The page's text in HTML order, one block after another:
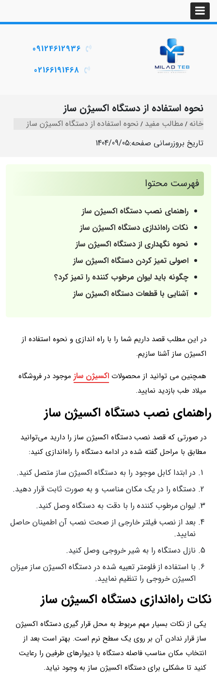
09124612936
02166191468
نحوه استفاده از دستگاه اکسیژن ساز
خانه مطالب مفید نحوه استفاده از دستگاه اکسیژن ساز
تاریخ بروزرسانی صفحه:1404/09/05
فهرست محتوا
راهنمای نصب دستگاه اکسیژن ساز
نکات راه‌اندازی دستگاه اکسیژن ساز
نحوه نگهداری از دستگاه اکسیژن ساز
اصولی تمیز کردن دستگاه اکسیژن ساز
چگونه باید لیوان مرطوب کننده را تمیز کرد؟
آشنایی با قطعات دستگاه اکسیژن ساز
در این مطلب قصد داریم شما را با راه اندازی و نحوه استفاده از
اکسیژن ساز آشنا سازیم.
همچنین می توانید از محصولات اکسیژن ساز موجود در فروشگاه
میلاد طب بازدید نمایید.
راهنمای نصب دستگاه اکسیژن ساز
در صورتی که قصد نصب دستگاه اکسیژن ساز را دارید می‌توانید
مطابق با مراحل گفته شده در ادامه دستگاه را راه‌اندازی کنید:
در ابتدا کابل موجود را به دستگاه اکسیژن ساز متصل کنید.
دستگاه را در یک مکان مناسب و به صورت ثابت قرار دهید.
لیوان مرطوب کننده را با دقت به دستگاه وصل کنید.
بعد از نصب فیلتر خارجی از صحت نصب آن اطمینان حاصل
نمایید.
نازل دستگاه را به شیر خروجی وصل کنید.
با استفاده از فلومتر تعبیه شده در دستگاه اکسیژن ساز میزان
اکسیژن خروجی را تنظیم نمایید.
نکات راه‌اندازی دستگاه اکسیژن ساز
یکی از نکات بسیار مهم مربوط به محل قرار گیری دستگاه اکسیژن
ساز قرار ندادن آن بر روی یک سطح نرم است. بهتر است بعد از
انتخاب مکان مناسب فاصله دستگاه با دیوارهای طرفین را رعایت
کنید تا مشکلی برای دستگاه اکسیژن ساز به وجود نیاید.